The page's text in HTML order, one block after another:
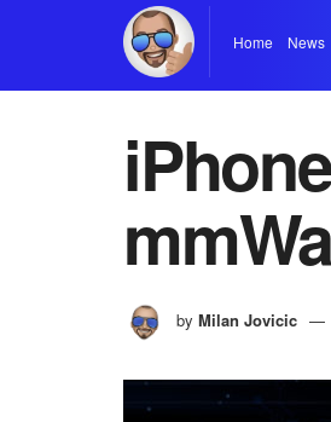
Home News
by Milan Jovicic